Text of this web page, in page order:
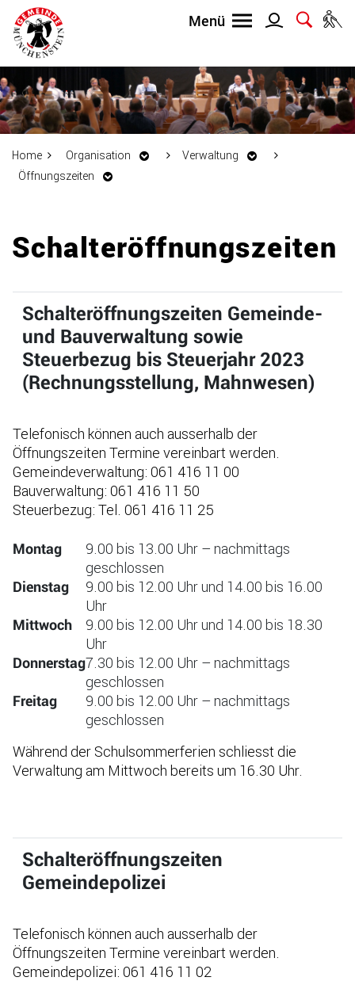
Home Organisation
Verwaltung
Öffnungszeiten
Inhalt
Schalteröffnungszeiten
Schalteröffnungszeiten Gemeinde-
und Bauverwaltung sowie
Steuerbezug bis Steuerjahr 2023
(Rechnungsstellung, Mahnwesen)
Telefonisch können auch ausserhalb der
Öffnungszeiten Termine vereinbart werden.
Gemeindeverwaltung: 061 416 11 00
Bauverwaltung: 061 416 11 50
Steuerbezug: Tel. 061 416 11 25
Montag
9.00 bis 13.00 Uhr – nachmittags
geschlossen
Dienstag
9.00 bis 12.00 Uhr und 14.00 bis 16.00
Uhr
Mittwoch
9.00 bis 12.00 Uhr und 14.00 bis 18.30
Uhr
Donnerstag7.30 bis 12.00 Uhr – nachmittags
geschlossen
Freitag
9.00 bis 12.00 Uhr – nachmittags
geschlossen
Während der Schulsommerferien schliesst die
Verwaltung am Mittwoch bereits um 16.30 Uhr.
Schalteröffnungszeiten
Gemeindepolizei
Telefonisch können auch ausserhalb der
Öffnungszeiten Termine vereinbart werden.
Gemeindepolizei: 061 416 11 02